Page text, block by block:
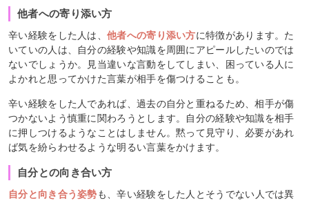
他者への寄り添い方
辛い経験をした人は、他者への寄り添い方に特徴があります。た
いていの人は、自分の経験や知識を周囲にアピールしたいのでは
ないでしょうか。見当違いな言動をしてしまい、困っている人に
よかれと思ってかけた言葉が相手を傷つけることも。
辛い経験をした人であれば、過去の自分と重ねるため、相手が傷
つかないよう慎重に関わろうとします。自分の経験や知識を相手
に押しつけるようなことはしません。黙って見守り、必要があれ
ば気を紛らわせるような明るい言葉をかけます。
自分との向き合い方
自分と向き合う姿勢も、辛い経験をした人とそうでない人では異